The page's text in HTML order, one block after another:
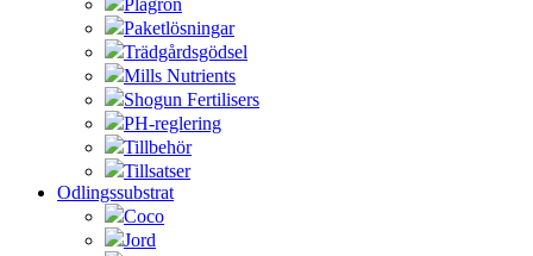
Plagron
Paketlösningar
Trädgårdsgödsel
Mills Nutrients
Shogun Fertilisers
PH-reglering
Tillbehör
Tillsatser
Odlingssubstrat
Coco
Jord